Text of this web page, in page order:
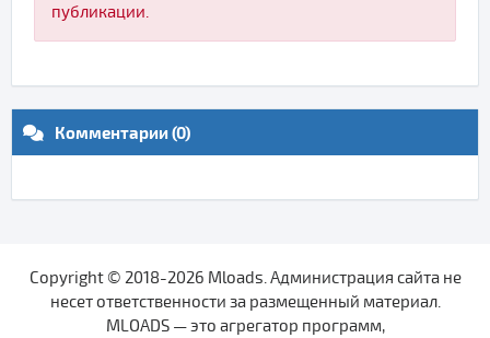
публикации.
Комментарии (0)
Copyright © 2018-2026 Mloads. Администрация сайта не
несет ответственности за размещенный материал.
MLOADS — это агрегатор программ,